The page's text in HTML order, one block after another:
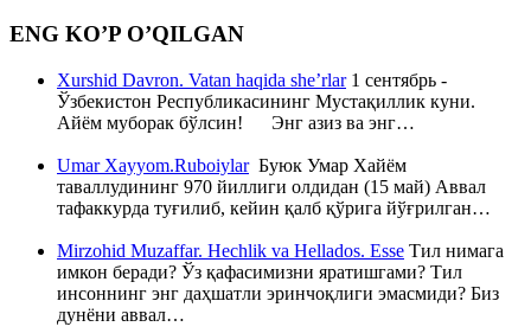
ENG KO’P O’QILGAN
Xurshid Davron. Vatan haqida she’rlar1 сентябрь -
Ўзбекистон Республикасининг Мустақиллик куни.
Айём муборак бўлсин! Энг азиз ва энг…
Umar Xayyom.RuboiylarБуюк Умар Хайём
таваллудининг 970 йиллиги олдидан (15 май) Аввал
тафаккурда туғилиб, кейин қалб қўрига йўғрилган…
Mirzohid Muzaffar. Hechlik va Hellados. Esse Тил нимага
имкон беради? Ўз қафасимизни яратишгами? Тил
инсоннинг энг даҳшатли эринчоқлиги эмасмиди? Биз
дунёни аввал…